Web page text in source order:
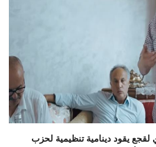
لقجع يقود دينامية تنظيمية لحزب